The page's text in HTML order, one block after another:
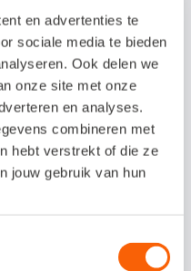
en advertenties te
sociale media te bieden
Ook delen we
onze site met onze
en analyses.
combineren met
hebt verstrekt of die ze
jouw gebruik van hun
daarin ook de
3.0 en 3.1,
software op
gewoon
RGS? Lees de